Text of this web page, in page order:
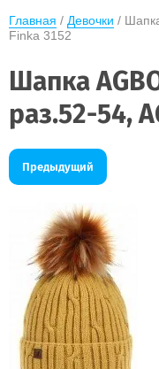
Главная / Девочки /
Finka 3152
Шапка
раз.52-54,
Предыдущий